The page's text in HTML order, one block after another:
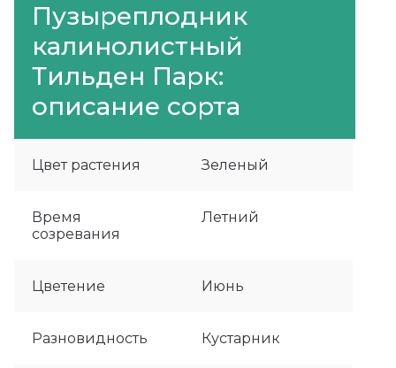
Пузыреплодник
калинолистный
Тильден Парк:
описание сорта
Цвет растения Зеленый
Время
созревания
Летний
Цветение Июнь
Разновидность Кустарник